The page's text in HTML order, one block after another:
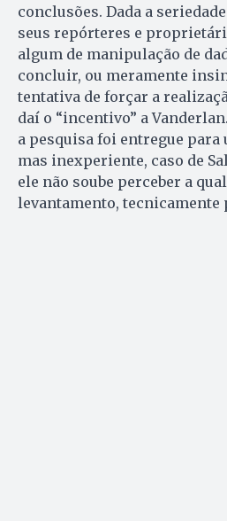
conclusões. Dada a
seus repórteres e
algum de manipulação de
concluir, ou meramente
tentativa de forçar a
daí o “incentivo” a
a pesquisa foi entregue
mas inexperiente, caso de
ele não soube perceber a
levantamento, tecnicamente